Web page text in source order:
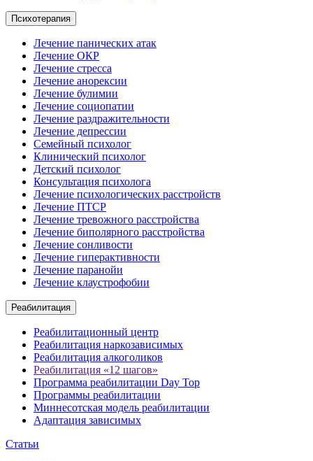
Психотерапия
Лечение панических атак
Лечение ОКР
Лечение стресса
Лечение анорексии
Лечение булимии
Лечение социопатии
Лечение раздражительности
Лечение депрессии
Семейный психолог
Клинический психолог
Детский психолог
Консультация психолога
Лечение психологических расстройств
Лечение ПТСР
Лечение тревожного расстройства
Лечение биполярного расстройства
Лечение сонливости
Лечение гиперактивности
Лечение паранойи
Лечение клаустрофобии
Реабилитация
Реабилитационный центр
Реабилитация наркозависимых
Реабилитация алкоголиков
Реабилитация «12 шагов»
Программа реабилитации Day Top
Программы реабилитации
Миннесотская модель реабилитации
Адаптация зависимых
Статьи